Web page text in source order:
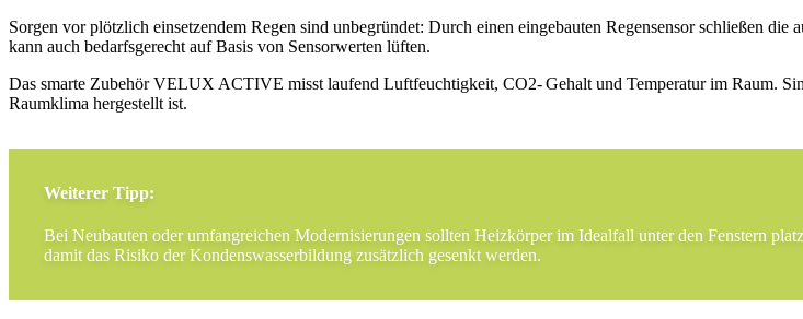
Sorgen vor plötzlich einsetzendem Regen sind unbegründet: Durch einen eingebauten Regensensor schließen
kann auch bedarfsgerecht auf Basis von Sensorwerten lüften.
Das smarte Zubehör VELUX ACTIVE misst laufend Luftfeuchtigkeit, CO2- Gehalt und Temperatur im Raum.
Raumklima hergestellt ist.
Weiterer Tipp:
Bei Neubauten oder umfangreichen Modernisierungen sollten Heizkörper im Idealfall unter den Fenstern
damit das Risiko der Kondenswasserbildung zusätzlich gesenkt werden.